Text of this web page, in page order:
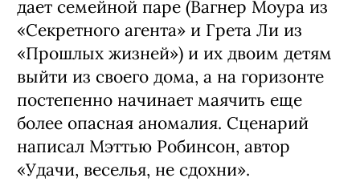
дает семейной паре (Вагнер Моура из
«Секретного агента» и Грета Ли из
«Прошлых жизней») и их двоим детям
выйти из своего дома, а на горизонте
постепенно начинает маячить еще
более опасная аномалия. Сценарий
написал Мэттью Робинсон, автор
«Удачи, веселья, не сдохни».